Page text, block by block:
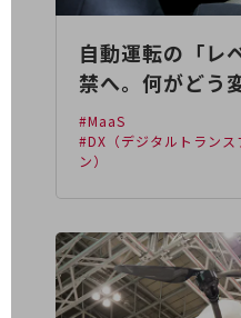
製造・建設業
キーワードで探す
法人向けスマホ・携帯に関する、
おすすめの機種、料金やサービスをご
ビジネス向けスマートフォン
タフネススマートフォン
自動運転の「レ
禁へ。何がどう
#MaaS
#DX（デジタルトランス
ン）